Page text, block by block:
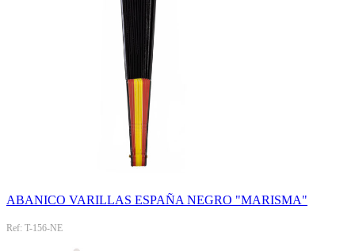
ABANICO VARILLAS ESPAÑA NEGRO "MARISMA"
Ref: T-156-NE